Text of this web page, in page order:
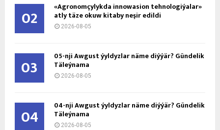
02 «Agronomçylykda innowasion tehnologiýalar»
atly täze okuw kitaby neşir edildi
2026-08-05
03 05-nji Awgust ýyldyzlar näme diýýär? Gündelik
Täleýnama
2026-08-05
04 04-nji Awgust ýyldyzlar näme diýýär? Gündelik
Täleýnama
2026-08-05